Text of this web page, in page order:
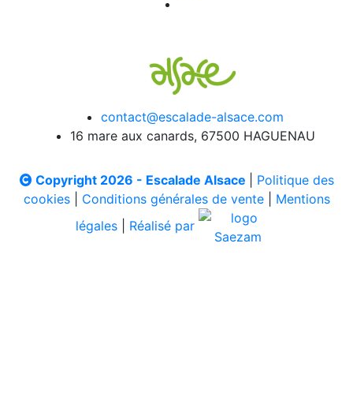
contact@escalade-alsace.com
16 mare aux canards, 67500 HAGUENAU
Copyright 2026 - Escalade Alsace
Politique des
cookies| Conditions générales de vente| Mentions
légales
Réalisé par